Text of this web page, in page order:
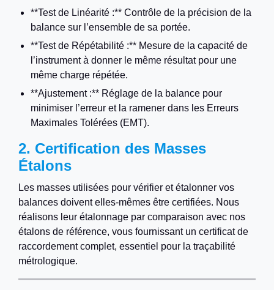
**Test de Linéarité :** Contrôle de la précision de la
balance sur l’ensemble de sa portée.
**Test de Répétabilité :** Mesure de la capacité de
l’instrument à donner le même résultat pour une
même charge répétée.
**Ajustement :** Réglage de la balance pour
minimiser l’erreur et la ramener dans les Erreurs
Maximales Tolérées (EMT).
2. Certification des Masses
Étalons
Les masses utilisées pour vérifier et étalonner vos
balances doivent elles-mêmes être certifiées. Nous
réalisons leur étalonnage par comparaison avec nos
étalons de référence, vous fournissant un certificat de
raccordement complet, essentiel pour la traçabilité
métrologique.